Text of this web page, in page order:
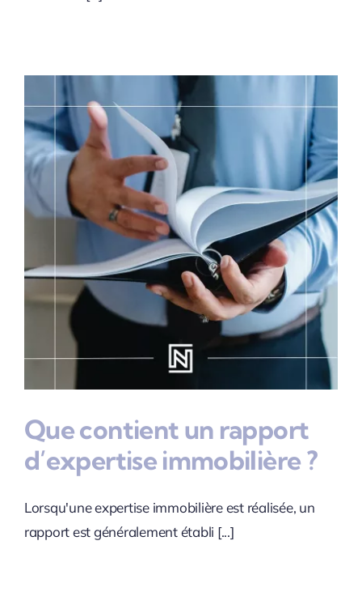
Que contient un rapport
d’expertise immobilière ?
Lorsqu'une expertise immobilière est réalisée, un
rapport est généralement établi [...]